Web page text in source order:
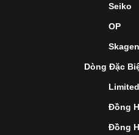
Seiko
OP
Skagen
Dòng Đặc
Đồng
Đồng